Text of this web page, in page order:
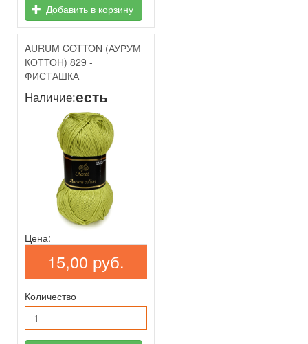
Добавить в корзину
AURUM COTTON (АУРУМ
КОТТОН) 829 -
ФИСТАШКА
Наличие:есть
Цена:
15,00 руб.
Количество